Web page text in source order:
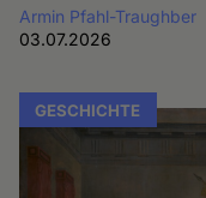
Armin Pfahl-Traughber
03.07.2026
GESCHICHTE